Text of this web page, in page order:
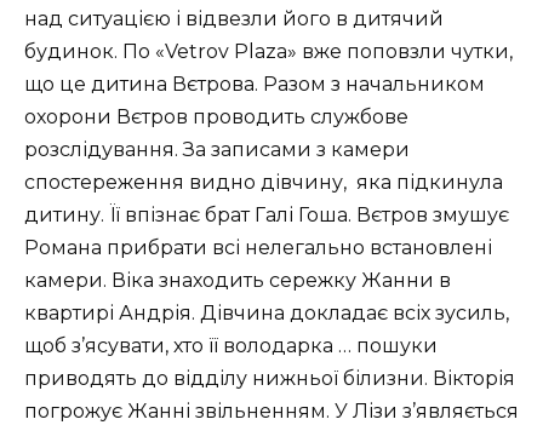
над ситуацією і відвезли його в дитячий
будинок. По «Vetrov Plaza» вже поповзли чутки,
що це дитина Вєтрова. Разом з начальником
охорони Вєтров проводить службове
розслідування. За записами з камери
спостереження видно дівчину, яка підкинула
дитину. Її впізнає брат Галі Гоша. Вєтров змушує
Романа прибрати всі нелегально встановлені
камери. Віка знаходить сережку Жанни в
квартирі Андрія. Дівчина докладає всіх зусиль,
щоб з’ясувати, хто її володарка … пошуки
приводять до відділу нижньої білизни. Вікторія
погрожує Жанні звільненням. У Лізи з’являється